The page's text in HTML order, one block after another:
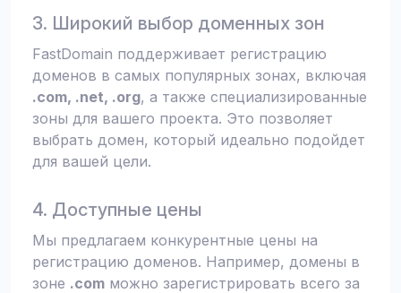
3. Широкий выбор доменных зон
FastDomain поддерживает регистрацию
доменов в самых популярных зонах, включая
.com, .net, .org, а также специализированные
зоны для вашего проекта. Это позволяет
выбрать домен, который идеально подойдет
для вашей цели.
4. Доступные цены
Мы предлагаем конкурентные цены на
регистрацию доменов. Например, домены в
зоне .com можно зарегистрировать всего за